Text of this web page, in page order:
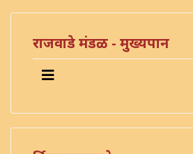
राजवाडे मंडळ - मुख्यपान